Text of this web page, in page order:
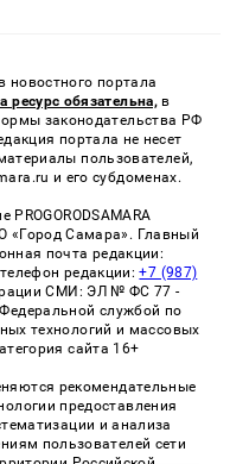
новостного портала
ресурс обязательна, в
законодательства РФ
портала не несет
пользователей,
и его субдоменах.
Самара». Главный
почта редакции:
редакции:+7 (987)
СМИ: ЭЛ № ФС 77 -
службой по
технологий и массовых
сайта 16+
рекомендательные
предоставления
и анализа
пользователей сети